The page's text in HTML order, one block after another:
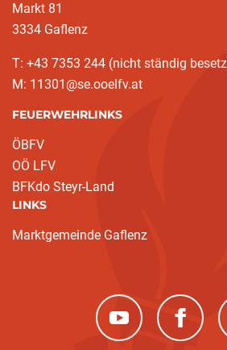
Markt 81
3334 Gaflenz
T: +43 7353 244 (nicht ständig
M: 11301@se.ooelfv.at
FEUERWEHRLINKS
ÖBFV
OÖ LFV
BFKdo Steyr-Land
LINKS
Marktgemeinde Gaflenz
(neues Fenster)(neues